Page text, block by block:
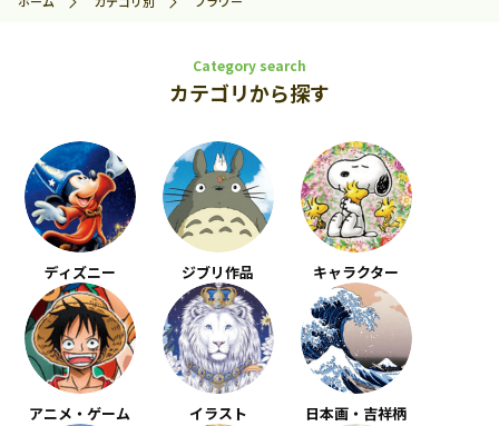
Category search
カテゴリから探す
ディズニー ジブリ作品 キャラクター
アニメ・ゲーム イラスト 日本画・吉祥柄